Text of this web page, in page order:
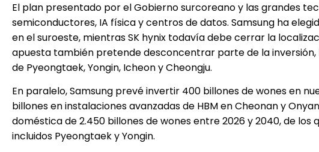
El plan presentado por el Gobierno surcoreano y las grandes
semiconductores, IA física y centros de datos. Samsung ha
en el suroeste, mientras SK hynix todavía debe cerrar la
apuesta también pretende desconcentrar parte de la
de Pyeongtaek, Yongin, Icheon y Cheongju.
En paralelo, Samsung prevé invertir 400 billones de wones en
billones en instalaciones avanzadas de HBM en Cheonan y
doméstica de 2.450 billones de wones entre 2026 y 2040, de
incluidos Pyeongtaek y Yongin.